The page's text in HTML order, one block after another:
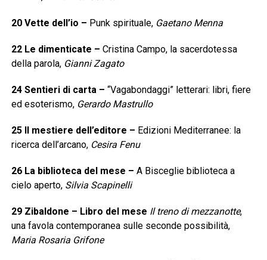
20 Vette dell’io – Punk spirituale, Gaetano Menna
22 Le dimenticate – Cristina Campo, la sacerdotessa
della parola, Gianni Zagato
24 Sentieri di carta– “Vagabondaggi” letterari: libri, fiere
ed esoterismo, Gerardo Mastrullo
25 Il mestiere dell’editore – Edizioni Mediterranee: la
ricerca dell’arcano, Cesira Fenu
26 La biblioteca del mese – A Bisceglie biblioteca a
cielo aperto, Silvia Scapinelli
29 Zibaldone – Libro del mese Il treno di mezzanotte,
una favola contemporanea sulle seconde possibilità,
Maria Rosaria Grifone